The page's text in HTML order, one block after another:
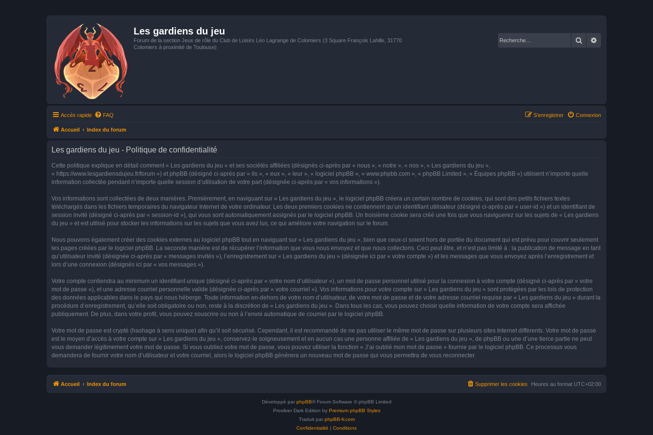
Les gardiens du jeu
Forum de la section Jeux de rôle du Club de Loisirs Léo Lagrange de Colomiers (3 Square François Lahille, 31770
Colomiers à proximité de Toulouse)
Rechercher
Accès rapide FAQ Connexion
S’enregistrer
Accueil Index du forum
Les gardiens du jeu - Politique de confidentialité
Cette politique explique en détail comment « Les gardiens du jeu » et ses sociétés affiliées (désignés ci-après par « nous », « notre », « nos », « Les gardiens du jeu »,
« https://www.lesgardiensdujeu.fr/forum ») et phpBB (désigné ci-après par « ils », « eux », « leur », « logiciel phpBB », « www.phpbb.com », « phpBB Limited », « Équipes phpBB ») utilisent n’importe quelle
information collectée pendant n’importe quelle session d’utilisation de votre part (désignée ci-après par « vos informations »).
Vos informations sont collectées de deux manières. Premièrement, en naviguant sur « Les gardiens du jeu », le logiciel phpBB créera un certain nombre de cookies, qui sont des petits fichiers textes
téléchargés dans les fichiers temporaires du navigateur Internet de votre ordinateur. Les deux premiers cookies ne contiennent qu’un identifiant utilisateur (désigné ci-après par « user-id ») et un identifiant de
session invité (désigné ci-après par « session-id »), qui vous sont automatiquement assignés par le logiciel phpBB. Un troisième cookie sera créé une fois que vous naviguerez sur les sujets de « Les gardiens
du jeu » et est utilisé pour stocker les informations sur les sujets que vous avez lus, ce qui améliore votre navigation sur le forum.
Nous pouvons également créer des cookies externes au logiciel phpBB tout en naviguant sur « Les gardiens du jeu », bien que ceux-ci soient hors de portée du document qui est prévu pour couvrir seulement
les pages créées par le logiciel phpBB. La seconde manière est de récupérer l’information que vous nous envoyez et que nous collectons. Ceci peut être, et n’est pas limité à : la publication de message en tant
qu’utilisateur invité (désignée ci-après par « messages invités »), l’enregistrement sur « Les gardiens du jeu » (désignée ici par « votre compte ») et les messages que vous envoyez après l’enregistrement et
lors d’une connexion (désignés ici par « vos messages »).
Votre compte contiendra au minimum un identifiant unique (désigné ci-après par « votre nom d’utilisateur »), un mot de passe personnel utilisé pour la connexion à votre compte (désigné ci-après par « votre
mot de passe »), et une adresse courriel personnelle valide (désignée ci-après par « votre courriel »). Vos informations pour votre compte sur « Les gardiens du jeu » sont protégées par les lois de protection
des données applicables dans le pays qui nous héberge. Toute information en-dehors de votre nom d’utilisateur, de votre mot de passe et de votre adresse courriel requise par « Les gardiens du jeu » durant la
procédure d’enregistrement, qu’elle soit obligatoire ou non, reste à la discrétion de « Les gardiens du jeu ». Dans tous les cas, vous pouvez choisir quelle information de votre compte sera affichée
publiquement. De plus, dans votre profil, vous pouvez souscrire ou non à l’envoi automatique de courriel par le logiciel phpBB.
Votre mot de passe est crypté (hashage à sens unique) afin qu’il soit sécurisé. Cependant, il est recommandé de ne pas utiliser le même mot de passe sur plusieurs sites Internet différents. Votre mot de passe
est le moyen d’accès à votre compte sur « Les gardiens du jeu », conservez-le soigneusement et en aucun cas une personne affiliée de « Les gardiens du jeu », de phpBB ou une d’une tierce partie ne peut
vous demander légitimement votre mot de passe. Si vous oubliez votre mot de passe, vous pouvez utiliser la fonction « J’ai oublié mon mot de passe » fournie par le logiciel phpBB. Ce processus vous
demandera de fournir votre nom d’utilisateur et votre courriel, alors le logiciel phpBB générera un nouveau mot de passe qui vous permettra de vous reconnecter.
Accueil Index du forum Heures au format UTC+02:00
Supprimer les cookies
Développé par phpBB® Forum Software © phpBB Limited
Prosilver Dark Edition by Premium phpBB Styles
Traduit par phpBB-fr.com
Confidentialité | Conditions